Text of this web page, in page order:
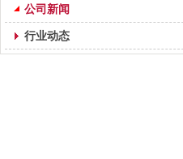
公司新闻
行业动态